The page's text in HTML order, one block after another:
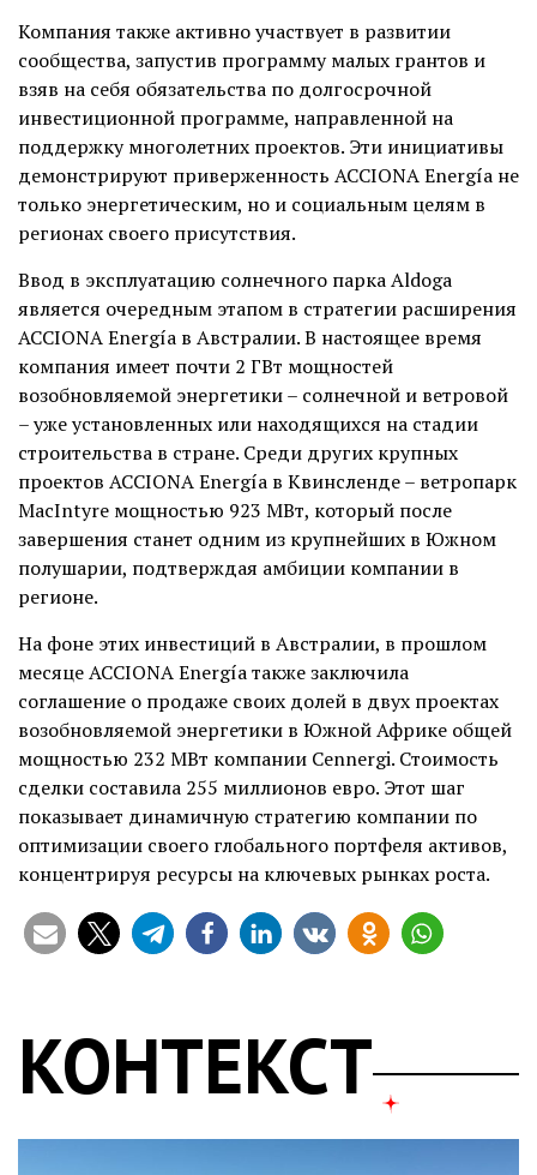
Компания также активно участвует в развитии
сообщества, запустив программу малых грантов и
взяв на себя обязательства по долгосрочной
инвестиционной программе, направленной на
поддержку многолетних проектов. Эти инициативы
демонстрируют приверженность ACCIONA Energía не
только энергетическим, но и социальным целям в
регионах своего присутствия.
Ввод в эксплуатацию солнечного парка Aldoga
является очередным этапом в стратегии расширения
ACCIONA Energía в Австралии. В настоящее время
компания имеет почти 2 ГВт мощностей
возобновляемой энергетики – солнечной и ветровой
– уже установленных или находящихся на стадии
строительства в стране. Среди других крупных
проектов ACCIONA Energía в Квинсленде – ветропарк
MacIntyre мощностью 923 МВт, который после
завершения станет одним из крупнейших в Южном
полушарии, подтверждая амбиции компании в
регионе.
На фоне этих инвестиций в Австралии, в прошлом
месяце ACCIONA Energía также заключила
соглашение о продаже своих долей в двух проектах
возобновляемой энергетики в Южной Африке общей
мощностью 232 МВт компании Cennergi. Стоимость
сделки составила 255 миллионов евро. Этот шаг
показывает динамичную стратегию компании по
оптимизации своего глобального портфеля активов,
концентрируя ресурсы на ключевых рынках роста.
КОНТЕКСТ